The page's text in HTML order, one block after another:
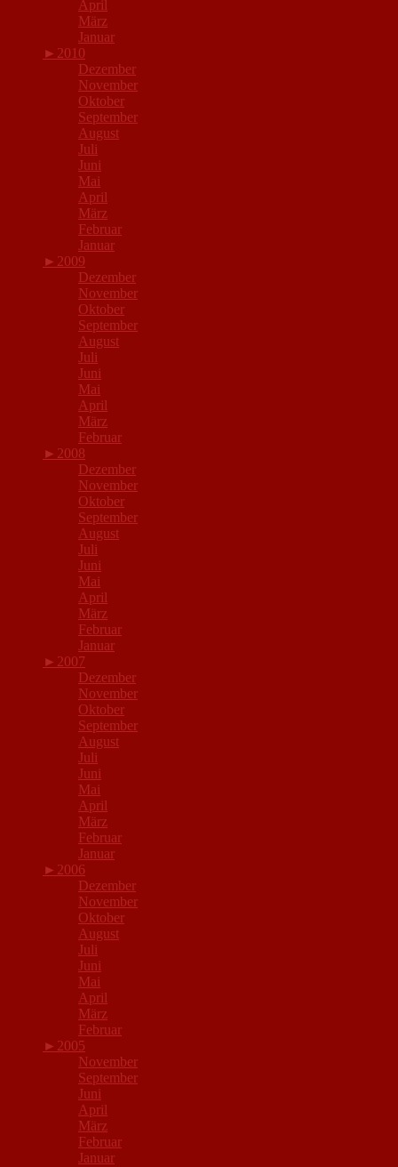
April
März
Januar
► 2010
Dezember
November
Oktober
September
August
Juli
Juni
Mai
April
März
Februar
Januar
► 2009
Dezember
November
Oktober
September
August
Juli
Juni
Mai
April
März
Februar
► 2008
Dezember
November
Oktober
September
August
Juli
Juni
Mai
April
März
Februar
Januar
► 2007
Dezember
November
Oktober
September
August
Juli
Juni
Mai
April
März
Februar
Januar
► 2006
Dezember
November
Oktober
August
Juli
Juni
Mai
April
März
Februar
► 2005
November
September
Juni
April
März
Februar
Januar